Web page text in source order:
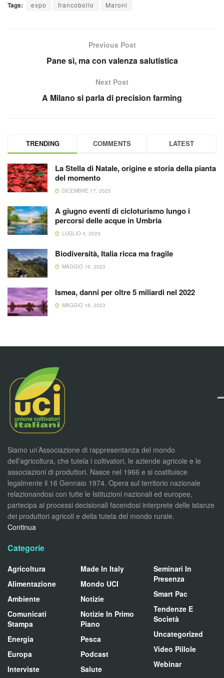
Tags: expo francobollo Maroni
Previous Post
Pane sì, ma con valenza salutistica
Next Post
A Milano si parla di precision farming
TRENDING COMMENTS LATEST
La Stella di Natale, origine e storia della pianta
del momento
DICEMBRE 17, 2025
A giugno eventi di cicloturismo lungo i
percorsi delle acque in Umbria
LUGLIO 4, 2023
Biodiversità, Italia ricca ma fragile
MAGGIO 16, 2023
Ismea, danni per oltre 5 miliardi nel 2022
MAGGIO 16, 2023
Siamo un’Associazione di rappresentanza del mondo
dell’agricoltura, che tutela i coltivatori, le aziende agricole e le
associazioni di produttori. Nasce nel 1966 e si costituisce
legalmente il 16 Gennaio 1974. Opera sul territorio nazionale
relazionandosi con tutte le Istituzioni nazionali ed europee,
partecipa ai processi decisionali facendosi interprete delle istanze
dei produttori agricoli e della tutela del mondo rurale.
Continua
Categorie
Agricoltura
Alimentazione
Ambiente
Comunicati
Stampa
Energia
Europa
Interviste
Made In Italy
Mondo UCI
Notizie
Notizie In Primo
Piano
Pesca
Podcast
Salute
Seminari In
Presenza
Smart Pac
Tendenze E
Società
Uncategorized
Video Pillole
Webinar